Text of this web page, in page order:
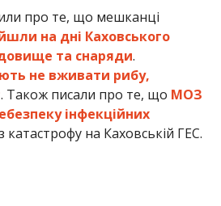
про те, що мешканці
на дні Каховського
та снаряди.
не вживати рибу,
. Також писали про те, що МОЗ
інфекційних
катастрофу на Каховській ГЕС.